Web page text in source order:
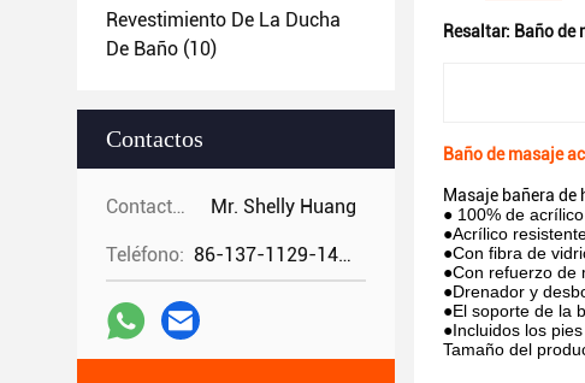
Revestimiento De La Ducha
De Baño (10)
Contactos
Contactos: Mr. Shelly Huang
Teléfono: 86-137-1129-1448
Resaltar: Baño de
Baño de masaje
Masaje bañera
● 100% de
●Acrílico
●Con fibra de
●Con refuerzo de
●Drenador y
●El soporte de la
●Incluidos los
Tamaño del